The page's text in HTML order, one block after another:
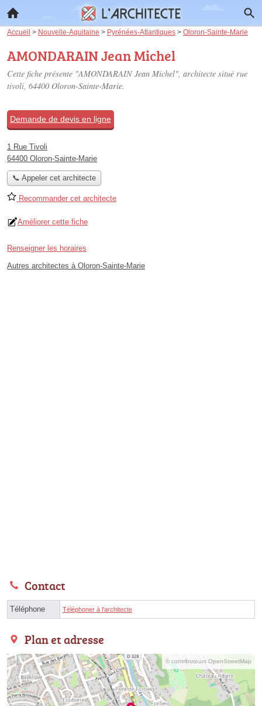
Accueil > Nouvelle-Aquitaine > Pyrénées-Atlantiques > Oloron-Sainte-Marie
AMONDARAIN Jean Michel
Cette fiche présente "AMONDARAIN Jean Michel", architecte situé rue
tivoli, 64400 Oloron-Sainte-Marie.
Demande de devis en ligne
1 Rue Tivoli
64400 Oloron-Sainte-Marie
📞 Appeler cet architecte
Recommander cet architecte
Améliorer cette fiche
Renseigner les horaires
Autres architectes à Oloron-Sainte-Marie
Contact
Téléphone Téléphoner à l'architecte
Plan et adresse
© contributeurs OpenStreetMap